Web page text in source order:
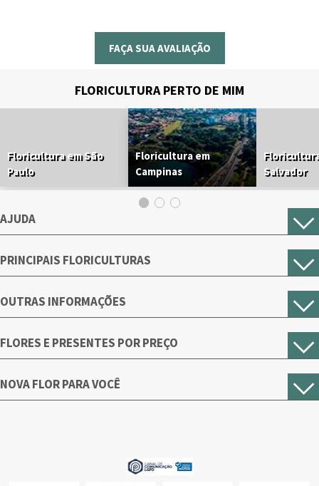
FAÇA SUA AVALIAÇÃO
FLORICULTURA PERTO DE MIM
Floricultura em São
Paulo
Floricultura em
Campinas
Salvador
AJUDA
PRINCIPAIS FLORICULTURAS
OUTRAS INFORMAÇÕES
FLORES E PRESENTES POR PREÇO
NOVA FLOR PARA VOCÊ